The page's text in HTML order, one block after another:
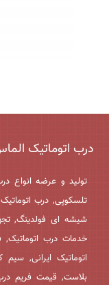
درب اتوماتیک
تولید و عرضه انواع
تلسکوپی, درب
شیشه ای فولدینگ,
خدمات درب
اتوماتیک ایرانی,
بلاست, قیمت فریم